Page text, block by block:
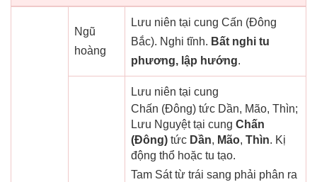
Ngũ
hoàng
Lưu niên tại cung Cấn (Đông
Bắc). Nghi tĩnh. Bất nghi tu
phương, lập hướng.
Lưu niên tại cung
Chấn (Đông) tức Dần, Mão, Thìn;
Lưu Nguyệt tại cung Chấn
(Đông) tức Dần, Mão, Thìn. Kị
động thổ hoặc tu tạo.
Tam Sát từ trái sang phải phân ra